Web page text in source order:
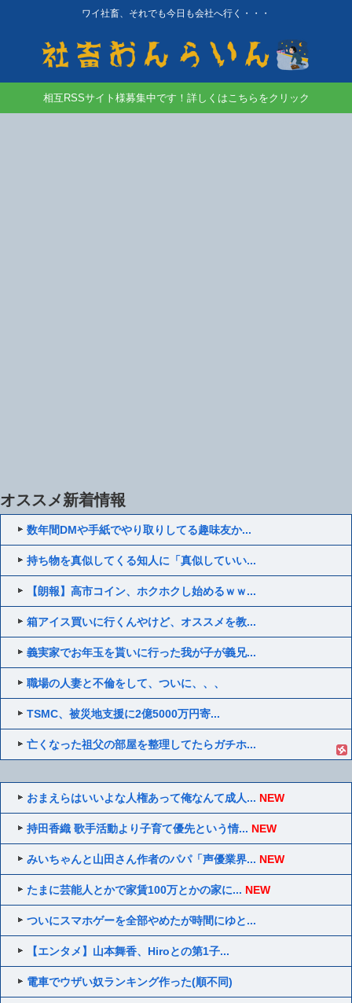
ワイ社畜、それでも今日も会社へ行く・・・
相互RSSサイト様募集中です！詳しくはこちらをクリック
オススメ新着情報
数年間DMや手紙でやり取りしてる趣味友か...
持ち物を真似してくる知人に「真似していい...
【朗報】高市コイン、ホクホクし始めるｗｗ...
箱アイス買いに行くんやけど、オススメを教...
義実家でお年玉を貰いに行った我が子が義兄...
職場の人妻と不倫をして、ついに、、、
TSMC、被災地支援に2億5000万円寄...
亡くなった祖父の部屋を整理してたらガチホ...
おまえらはいいよな人権あって俺なんて成人... NEW
持田香織 歌手活動より子育て優先という情... NEW
みいちゃんと山田さん作者のパパ「声優業界... NEW
たまに芸能人とかで家賃100万とかの家に... NEW
ついにスマホゲーを全部やめたが時間にゆと...
【エンタメ】山本舞香、Hiroとの第1子...
電車でウザい奴ランキング作った(順不同)